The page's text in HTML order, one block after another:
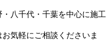
八千代・千葉を中心に施工
気軽にご相談くださいま